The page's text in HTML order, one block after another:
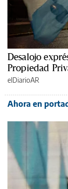
Desalojo
Propiedad
elDiarioAR
Ahora en